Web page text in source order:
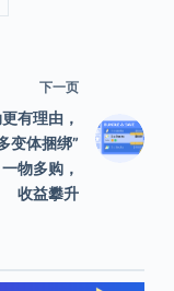
下一页
有理由，
变体捆绑”
物多购，
收益攀升